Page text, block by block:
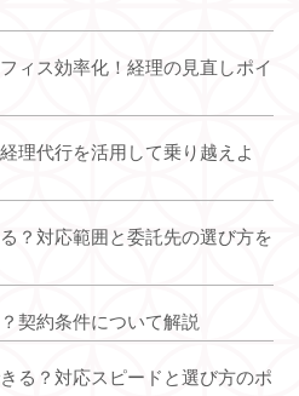
ィス効率化！経理の見直しポイ
理代行を活用して乗り越えよ
？対応範囲と委託先の選び方を
契約条件について解説
る？対応スピードと選び方のポ